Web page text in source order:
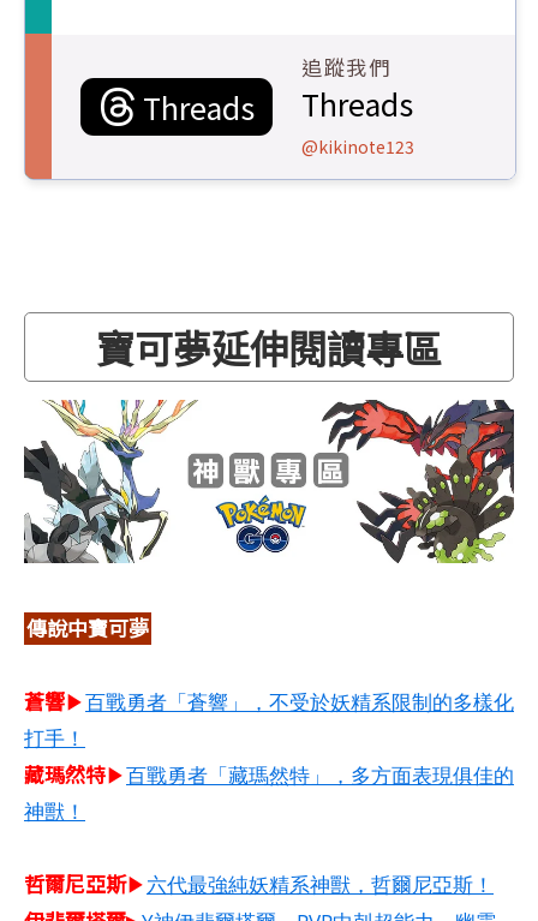
Threads
追蹤我們
Threads
@kikinote123
寶可夢延伸閱讀專區
傳說中寶可夢
蒼響▶百戰勇者「蒼響」，不受於妖精系限制的多樣化
打手！
藏瑪然特▶百戰勇者「藏瑪然特」，多方面表現俱佳的
神獸！
哲爾尼亞斯​▶六代最強純妖精系神獸，哲爾尼亞斯！